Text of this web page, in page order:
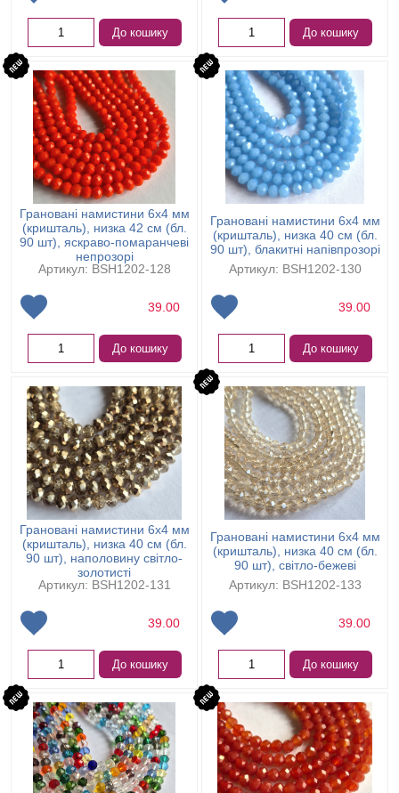
До кошику До кошику
Грановані намистини 6х4 мм
(кришталь), низка 42 см (бл.
90 шт), яскраво-помаранчеві
непрозорі
Артикул: BSH1202-128
39.00
До кошику
Грановані намистини 6х4 мм
(кришталь), низка 40 см (бл.
90 шт), блакитні напівпрозорі
Артикул: BSH1202-130
39.00
До кошику
Грановані намистини 6х4 мм
(кришталь), низка 40 см (бл.
90 шт), наполовину світло-
золотисті
Артикул: BSH1202-131
39.00
До кошику
Грановані намистини 6х4 мм
(кришталь), низка 40 см (бл.
90 шт), світло-бежеві
Артикул: BSH1202-133
39.00
До кошику